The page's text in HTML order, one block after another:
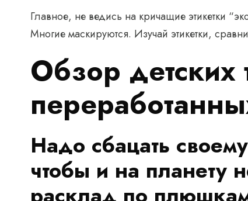
Главное, не ведись на кричащие этикетки
Многие маскируются. Изучай этикетки,
Обзор детских
Надо сбацать
чтобы и на планету